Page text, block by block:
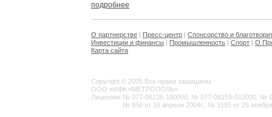
подробнее
О партнерстве | Пресс-центр | Спонсорство и
Инвестиции и финансы | Промышленность | Спорт | О
Карта сайта
Copyright © 2005 Все права защищены
ООО «ИФК «МЕТРОПОЛЬ»
Лицензии: № 077-06136-100000, № 077-06159-010000, №
№ 650 от 16 апреля 2004г., № 3185 от 25